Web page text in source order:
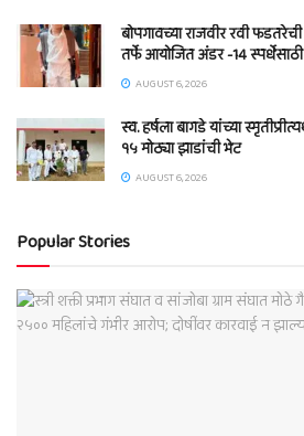
बोपगावच्या राजवीर रवी
तर्फे आयोजित अंडर -14
AUGUST 6, 2026
स्व. हर्षला बागडे यांच्या
१५ मोठ्या झाडांची भेट
AUGUST 6, 2026
Popular Stories